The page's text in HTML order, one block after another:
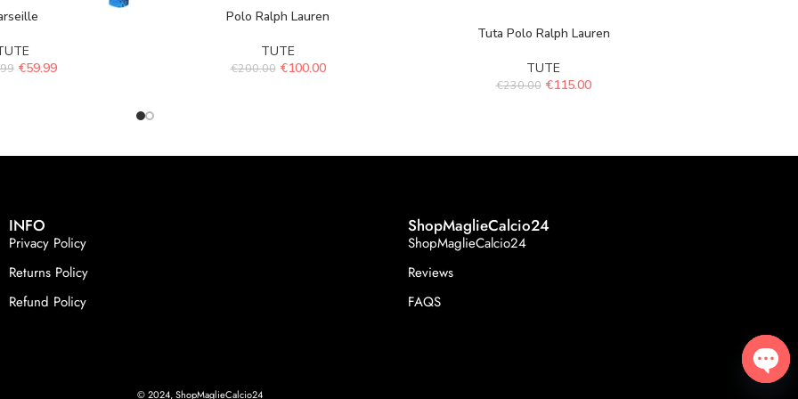
€59.99
Polo Ralph Lauren
TUTE
€200.00 €100.00
Tuta Polo Ralph Lauren
TUTE
€230.00 €115.00
INFO
Privacy Policy
Returns Policy
Refund Policy
ShopMaglieCalcio24
ShopMaglieCalcio24
Reviews
FAQS
© 2024, ShopMaglieCalcio24